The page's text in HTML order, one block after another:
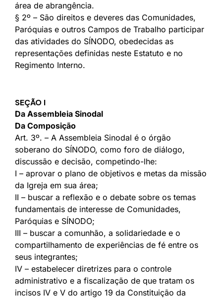
área de abrangência.
§ 2º – São direitos e deveres das Comunidades,
Paróquias e outros Campos de Trabalho participar
das atividades do SÍNODO, obedecidas as
representações definidas neste Estatuto e no
Regimento Interno.
SEÇÃO I
Da Assembleia Sinodal
Da Composição
Art. 3º. – A Assembleia Sinodal é o órgão
soberano do SÍNODO, como foro de diálogo,
discussão e decisão, competindo-lhe:
I – aprovar o plano de objetivos e metas da missão
da Igreja em sua área;
II – buscar a reflexão e o debate sobre os temas
fundamentais de interesse de Comunidades,
Paróquias e SÍNODO;
III – buscar a comunhão, a solidariedade e o
compartilhamento de experiências de fé entre os
seus integrantes;
IV – estabelecer diretrizes para o controle
administrativo e a fiscalização de que tratam os
incisos IV e V do artigo 19 da Constituição da